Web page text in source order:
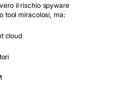
il rischio spyware
tool miracolosi, ma:
cloud